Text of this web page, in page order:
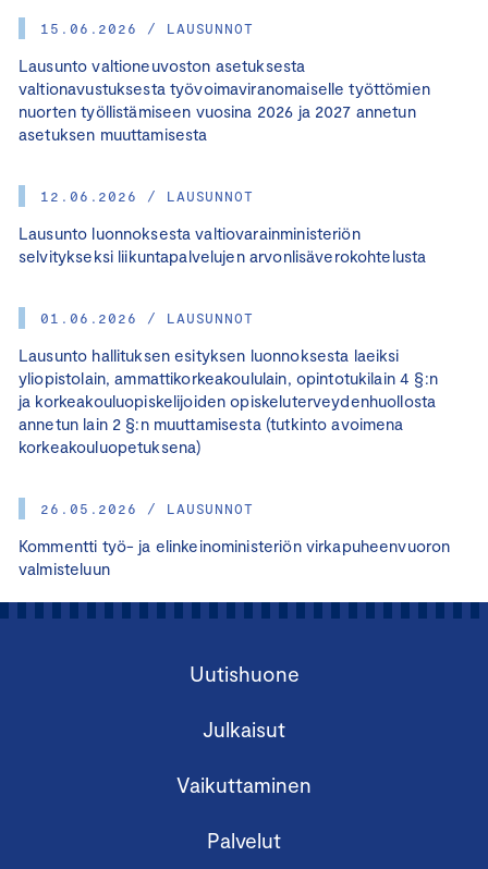
15.06.2026 / LAUSUNNOT
Lausunto valtioneuvoston asetuksesta
valtionavustuksesta työvoimaviranomaiselle työttömien
nuorten työllistämiseen vuosina 2026 ja 2027 annetun
asetuksen muuttamisesta
12.06.2026 / LAUSUNNOT
Lausunto luonnoksesta valtiovarainministeriön
selvitykseksi liikuntapalvelujen arvonlisäverokohtelusta
01.06.2026 / LAUSUNNOT
Lausunto hallituksen esityksen luonnoksesta laeiksi
yliopistolain, ammattikorkeakoululain, opintotukilain 4 §:n
ja korkeakouluopiskelijoiden opiskeluterveydenhuollosta
annetun lain 2 §:n muuttamisesta (tutkinto avoimena
korkeakouluopetuksena)
26.05.2026 / LAUSUNNOT
Kommentti työ- ja elinkeinoministeriön virkapuheenvuoron
valmisteluun
Uutishuone
Julkaisut
Vaikuttaminen
Palvelut